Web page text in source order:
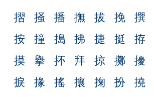
摺 掻 播 撫 拔 挽 撰
按
撞 搗 拂 捷 挺 拵
摸
擧 抔 拜 掠 擲 擾
捩
掾 搖 攘 掬 扮 撓